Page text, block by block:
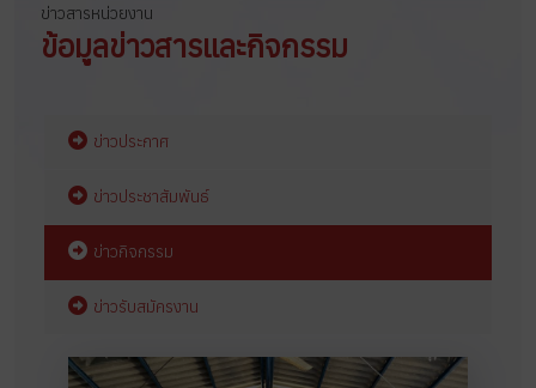
ข่าวสารหน่วยงาน
ข้อมูลข่าวสารและกิจกรรม
ข่าวประกาศ
ข่าวประชาสัมพันธ์
ข่าวกิจกรรม
ข่าวรับสมัครงาน